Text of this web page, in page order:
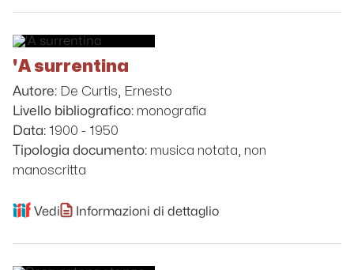
'A surrentina
Autore: De Curtis, Ernesto
Livello bibliografico: monografia
Data: 1900 - 1950
Tipologia documento: musica notata, non
manoscritta
Vedi Informazioni di dettaglio